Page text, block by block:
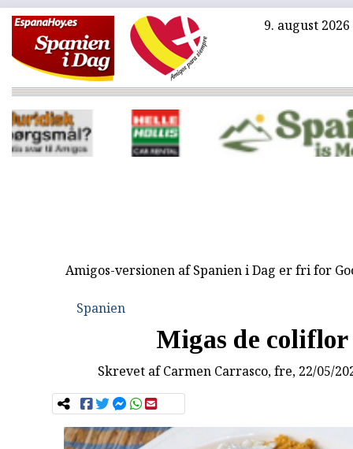
9. august 2026
Amigos-versionen af Spanien i Dag er fri for
Spanien
Migas de coliflor
Skrevet afCarmen Carrasco, fre, 22/05/